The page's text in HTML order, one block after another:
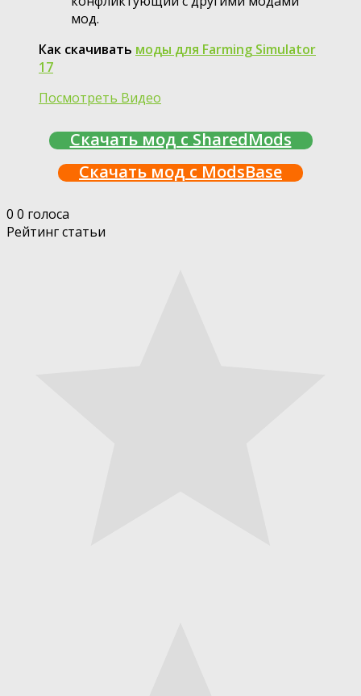
мод.
Как скачивать моды для Farming Simulator
17
Посмотреть Видео
Скачать мод с SharedMods
Скачать мод с ModsBase
0 0 голоса
Рейтинг статьи